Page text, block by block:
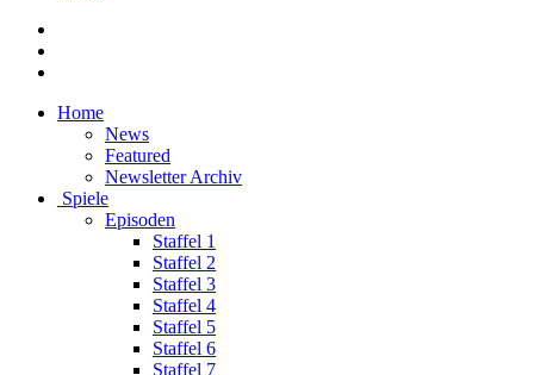
Home
News
Featured
Newsletter Archiv
Spiele
Episoden
Staffel 1
Staffel 2
Staffel 3
Staffel 4
Staffel 5
Staffel 6
Staffel 7